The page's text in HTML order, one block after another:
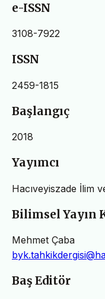
e-ISSN
3108-7922
ISSN
2459-1815
Başlangıç
2018
Yayımcı
Hacıveyiszade İlim
Bilimsel Yayın
Mehmet Çaba
Baş Editör